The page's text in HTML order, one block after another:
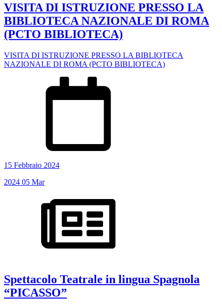
VISITA DI ISTRUZIONE PRESSO LA
BIBLIOTECA NAZIONALE DI ROMA
(PCTO BIBLIOTECA)
VISITA DI ISTRUZIONE PRESSO LA BIBLIOTECA
NAZIONALE DI ROMA (PCTO BIBLIOTECA)
15 Febbraio 2024
2024 05 Mar
Spettacolo Teatrale in lingua Spagnola
“PICASSO”